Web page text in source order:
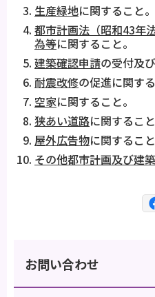
生産緑地に関すること。
都市計画法（昭和43年
為等に関すること。
建築確認申請の受付及
耐震改修の促進に関する
空家に関すること。
狭あい道路に関すること
屋外広告物に関すること
その他都市計画及び建築
お問い合わせ